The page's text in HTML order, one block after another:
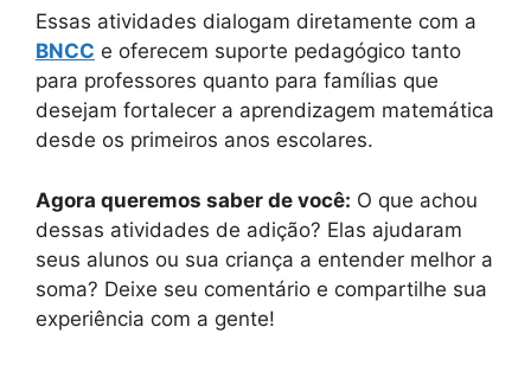
Essas atividades dialogam diretamente com a
BNCC e oferecem suporte pedagógico tanto
para professores quanto para famílias que
desejam fortalecer a aprendizagem matemática
desde os primeiros anos escolares.
Agora queremos saber de você: O que achou
dessas atividades de adição? Elas ajudaram
seus alunos ou sua criança a entender melhor a
soma? Deixe seu comentário e compartilhe sua
experiência com a gente!